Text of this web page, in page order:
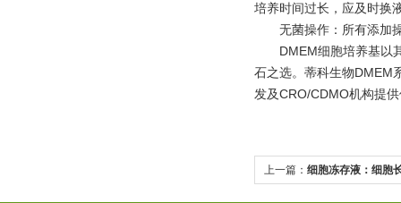
培养时间过长，应及时换
无菌操作：所有添加操
DMEM细胞培养基以其
石之选。 蒂科生物DMEM
发及CRO/CDMO机构提
上一篇： 细胞冻存液：细胞